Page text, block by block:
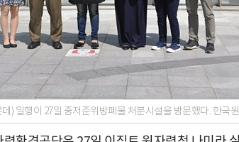
) 일행이 27일 중저준위방폐물 처분시설을 방문했다. 한국